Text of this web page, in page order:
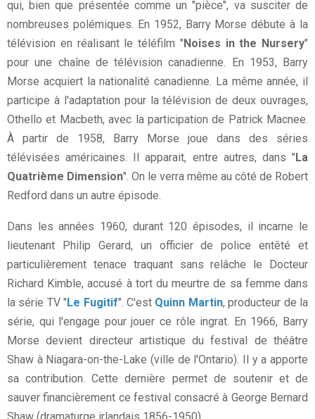
qui, bien que présentée comme un "pièce", va susciter de
nombreuses polémiques. En 1952, Barry Morse débute à la
télévision en réalisant le téléfilm " Noises in the Nursery"
pour une chaîne de télévision canadienne. En 1953, Barry
Morse acquiert la nationalité canadienne. La même année, il
participe à l'adaptation pour la télévision de deux ouvrages,
Othello et Macbeth, avec la participation de Patrick Macnee.
À partir de 1958, Barry Morse joue dans des séries
télévisées américaines. Il apparait, entre autres, dans " La
Quatrième Dimension". On le verra même au côté de Robert
Redford dans un autre épisode.
Dans les années 1960, durant 120 épisodes, il incarne le
lieutenant Philip Gerard, un officier de police entêté et
particulièrement tenace traquant sans relâche le Docteur
Richard Kimble, accusé à tort du meurtre de sa femme dans
la série TV " Le Fugitif". C'est Quinn Martin, producteur de la
série, qui l'engage pour jouer ce rôle ingrat. En 1966, Barry
Morse devient directeur artistique du festival de théâtre
Shaw à Niagara-on-the-Lake (ville de l'Ontario). Il y a apporte
sa contribution. Cette dernière permet de soutenir et de
sauver financièrement ce festival consacré à George Bernard